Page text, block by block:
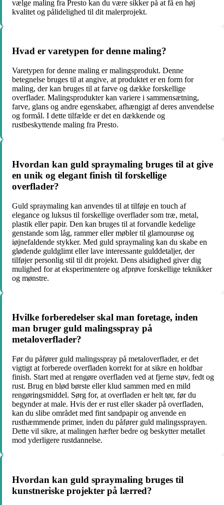
vælge maling fra Presto kan du være sikker på at få en høj
kvalitet og pålidelighed til dit malerprojekt.
Hvad er varetypen for denne maling?
Varetypen for denne maling er malingsprodukt. Denne
betegnelse bruges til at angive, at produktet er en form for
maling, der kan bruges til at farve og dække forskellige
overflader. Malingsprodukter kan variere i sammensætning,
farve, glans og andre egenskaber, afhængigt af deres anvendelse
og formål. I dette tilfælde er det en dækkende og
rustbeskyttende maling fra Presto.
Hvordan kan guld spraymaling bruges til at give
en unik og elegant finish til forskellige
overflader?
Guld spraymaling kan anvendes til at tilføje en touch af
elegance og luksus til forskellige overflader som træ, metal,
plastik eller papir. Den kan bruges til at forvandle kedelige
genstande som låg, rammer eller møbler til glamourøse og
iøjnefaldende stykker. Med guld spraymaling kan du skabe en
glødende guldglimt eller lave interessante gulddetaljer, der
tilføjer personlig stil til dit projekt. Dens alsidighed giver dig
mulighed for at eksperimentere og afprøve forskellige teknikker
og mønstre.
Hvilke forberedelser skal man foretage, inden
man bruger guld malingsspray på
metaloverflader?
Før du påfører guld malingsspray på metaloverflader, er det
vigtigt at forberede overfladen korrekt for at sikre en holdbar
finish. Start med at rengøre overfladen ved at fjerne støv, fedt og
rust. Brug en blød børste eller klud sammen med en mild
rengøringsmiddel. Sørg for, at overfladen er helt tør, før du
begynder at male. Hvis der er rust eller skader på overfladen,
kan du slibe området med fint sandpapir og anvende en
rusthæmmende primer, inden du påfører guld malingssprayen.
Dette vil sikre, at malingen hæfter bedre og beskytter metallet
mod yderligere rustdannelse.
Hvordan kan guld spraymaling bruges til
kunstneriske projekter på lærred?